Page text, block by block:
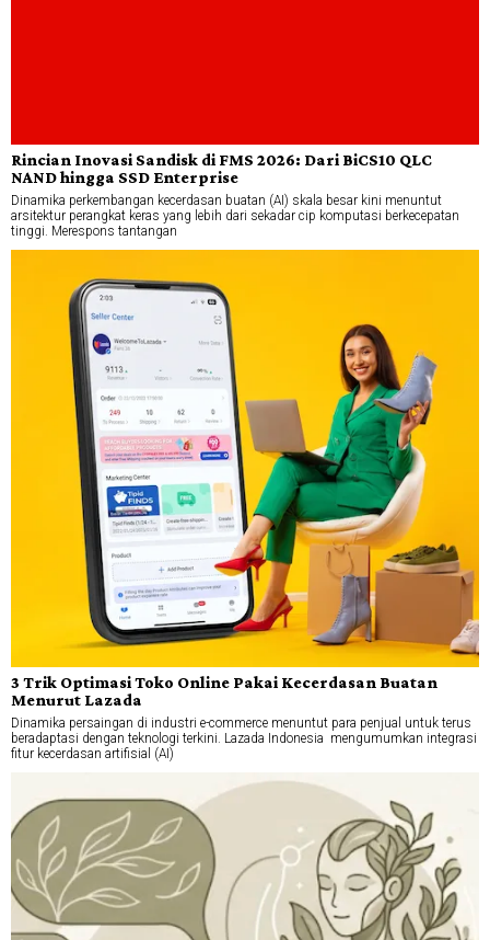
Rincian Inovasi Sandisk di FMS 2026: Dari BiCS10 QLC
NAND hingga SSD Enterprise
Dinamika perkembangan kecerdasan buatan (AI) skala besar kini menuntut
arsitektur perangkat keras yang lebih dari sekadar cip komputasi berkecepatan
tinggi. Merespons tantangan
3 Trik Optimasi Toko Online Pakai Kecerdasan Buatan
Menurut Lazada
Dinamika persaingan di industri e-commerce menuntut para penjual untuk terus
beradaptasi dengan teknologi terkini. Lazada Indonesia mengumumkan integrasi
fitur kecerdasan artifisial (AI)